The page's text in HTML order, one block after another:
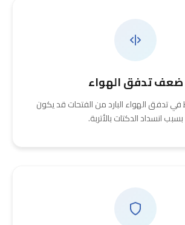
ضعف تدفق الهواء
تدفق الهواء البارد من الفتحات قد يكون
بسبب انسداد الدكتات بالأتربة.